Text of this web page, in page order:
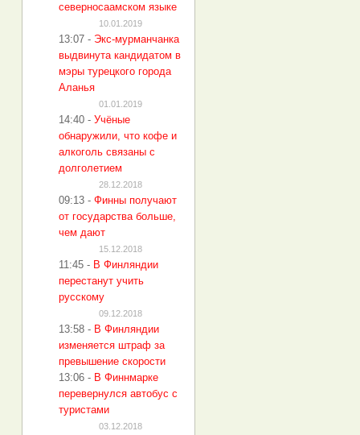
северносаамском языке
10.01.2019
13:07 - Экс-мурманчанка
выдвинута кандидатом в
мэры турецкого города
Аланья
01.01.2019
14:40 - Учёные
обнаружили, что кофе и
алкоголь связаны с
долголетием
28.12.2018
09:13 - Финны получают
от государства больше,
чем дают
15.12.2018
11:45 - В Финляндии
перестанут учить
русскому
09.12.2018
13:58 - В Финляндии
изменяется штраф за
превышение скорости
13:06 - В Финнмарке
перевернулся автобус с
туристами
03.12.2018